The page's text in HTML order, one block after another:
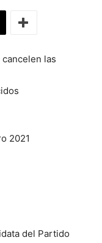
las
2021
del Partido